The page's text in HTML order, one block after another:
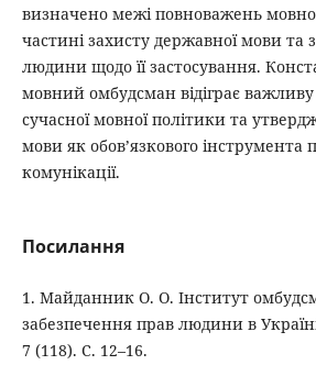
визначено межі повноважень
частині захисту державної мови та
людини щодо її застосування.
мовний омбудсман відіграє
сучасної мовної політики та
мови як обов’язкового інструмента
комунікації.
Посилання
1. Майданник О. О. Інститут
забезпечення прав людини в
7 (118). С. 12–16.